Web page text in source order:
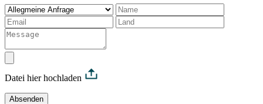
Datei hier hochladen
Absenden